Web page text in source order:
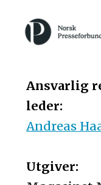
Ansvarlig
leder:
Andreas
Utgiver: